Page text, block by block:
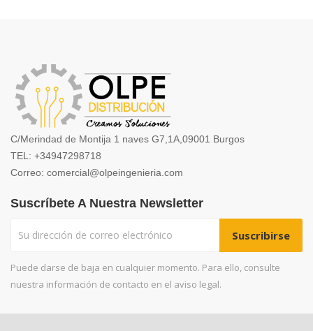
C/Merindad de Montija 1 naves G7,1A,09001 Burgos
TEL: +34947298718
Correo: comercial@olpeingenieria.com
Suscríbete A Nuestra Newsletter
Puede darse de baja en cualquier momento. Para ello, consulte
nuestra información de contacto en el aviso legal.